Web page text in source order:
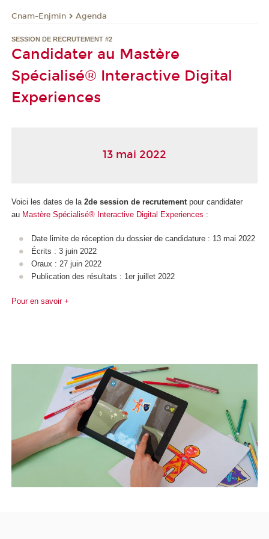
Cnam-Enjmin Agenda
SESSION DE RECRUTEMENT #2
Candidater au Mastère
Spécialisé® Interactive Digital
Experiences
13 mai 2022
Voici les dates de la 2de session de recrutement pour candidater
au Mastère Spécialisé® Interactive Digital Experiences :
Date limite de réception du dossier de candidature : 13 mai 2022
Écrits : 3 juin 2022
Oraux : 27 juin 2022
Publication des résultats : 1er juillet 2022
Pour en savoir +